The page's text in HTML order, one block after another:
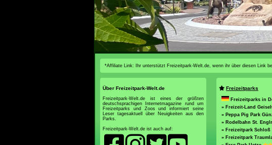
*Affiliate Link: Ihr unterstützt Freizeitpark-Welt.de, wenn ihr über diesen Link
Über Freizeitpark-Welt.de
Freizeitpark-Welt.de ist eines der größten
deutschsprachigen Internetmagazine rund um
Freizeitparks und Zoos und informiert seine
Leser tagesaktuell über Neuigkeiten aus den
Parks.
Freizeitpark-Welt.de ist auch auf:
Freizeitparks
Freizeitparks in
» Freizeit-Land
» Peppa Pig Park
» Rodelbahn St.
» Freizeitpark Schloß
» Freizeitpark